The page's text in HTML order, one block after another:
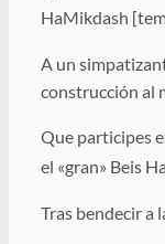
HaMikdash
A un
construcción al
Que participes
el «gran» Beis
Tras bendecir a